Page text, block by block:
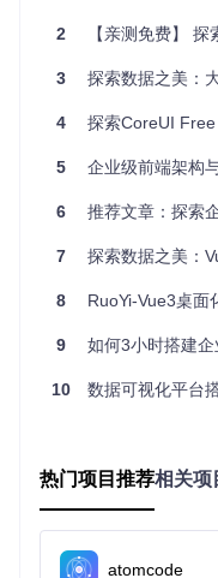
场景解析：从传
企业级项目管理场景
在软件研发流程中，任
可直观了解项目进展。
业务整合的场景。
跨端适配：从桌面到移
现代工作场景要求任务
e看板组件通过响应式
批量处理功能，在移动
统，每一列代表一个招
2 【亲测免费】
3 探索数据之美：
4 探索CoreUI Free
5 企业级前端架构与
6 推荐文章：探索企
7 探索数据之美：
8 RuoYi-Vue3桌面化改
9 如何3小时搭建企业级
10 数据可视化平台搭建
热门项目推荐相关项
atomcode